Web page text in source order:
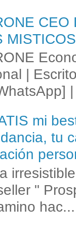
|
mi
tu
"
hac...